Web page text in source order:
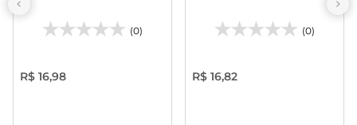
(0)
R$ 16,98
(0)
R$ 16,82